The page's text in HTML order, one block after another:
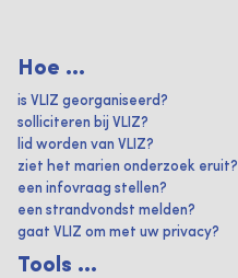
Hoe ...
is VLIZ georganiseerd?
solliciteren bij VLIZ?
lid worden van VLIZ?
ziet het marien onderzoek eruit?
een infovraag stellen?
een strandvondst melden?
gaat VLIZ om met uw privacy?
Tools ...